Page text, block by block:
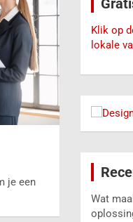
je een
Klik op
lokale
Wat